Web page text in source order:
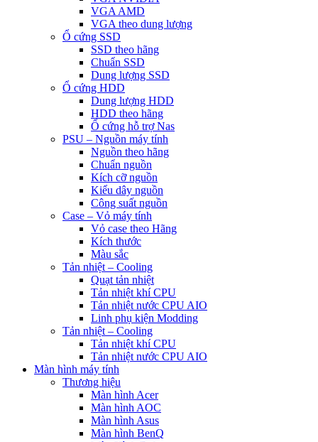
VGA AMD
VGA theo dung lượng
Ổ cứng SSD
SSD theo hãng
Chuẩn SSD
Dung lượng SSD
Ổ cứng HDD
Dung lượng HDD
HDD theo hãng
Ổ cứng hỗ trợ Nas
PSU – Nguồn máy tính
Nguồn theo hãng
Chuẩn nguồn
Kích cỡ nguồn
Kiểu dây nguồn
Công suất nguồn
Case – Vỏ máy tính
Vỏ case theo Hãng
Kích thước
Màu sắc
Tản nhiệt – Cooling
Quạt tản nhiệt
Tản nhiệt khí CPU
Tản nhiệt nước CPU AIO
Linh phụ kiện Modding
Tản nhiệt – Cooling
Tản nhiệt khí CPU
Tản nhiệt nước CPU AIO
Màn hình máy tính
Thương hiệu
Màn hình Acer
Màn hình AOC
Màn hình Asus
Màn hình BenQ